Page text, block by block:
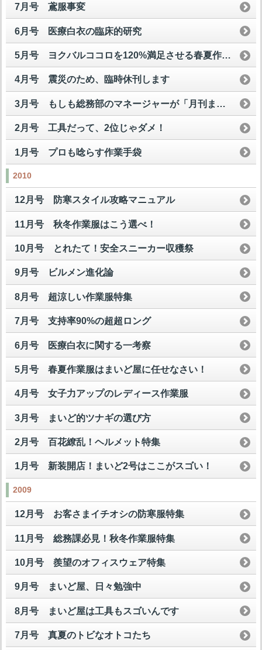
7月号 鳶服事変
6月号 医療白衣の臨床的研究
5月号 ヨクバルココロを120%満足させる春夏作業服
4月号 震災のため、臨時休刊します
3月号 もしも総務部のマネージャーが「月刊まいど屋」を読んだら
2月号 工具だって、2位じゃダメ！
1月号 プロも唸らす作業手袋
2010
12月号 防寒スタイル攻略マニュアル
11月号 秋冬作業服はこう選べ！
10月号 とれたて！安全スニーカー収穫祭
9月号 ビルメン進化論
8月号 超涼しい作業服特集
7月号 支持率90%の超超ロング
6月号 医療白衣に関する一考察
5月号 春夏作業服はまいど屋に任せなさい！
4月号 女子力アップのレディース作業服
3月号 まいど的ツナギの選び方
2月号 百花繚乱！ヘルメット特集
1月号 新装開店！まいど2号はここがスゴい！
2009
12月号 お客さまイチオシの防寒服特集
11月号 総務課必見！秋冬作業服特集
10月号 羨望のオフィスウェア特集
9月号 まいど屋、日々勉強中
8月号 まいど屋は工具もスゴいんです
7月号 真夏のトビなオトコたち